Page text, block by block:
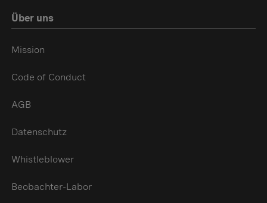
Über uns
Mission
Code of Conduct
AGB
Datenschutz
Whistleblower
Beobachter-Labor